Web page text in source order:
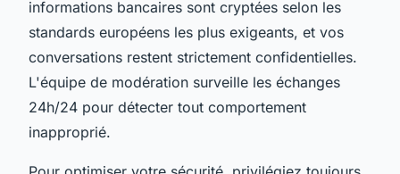
informations bancaires sont cryptées selon les
standards européens les plus exigeants, et vos
conversations restent strictement confidentielles.
L'équipe de modération surveille les échanges
24h/24 pour détecter tout comportement
inapproprié.